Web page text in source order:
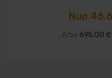
Nuo
Arba 695.00 €